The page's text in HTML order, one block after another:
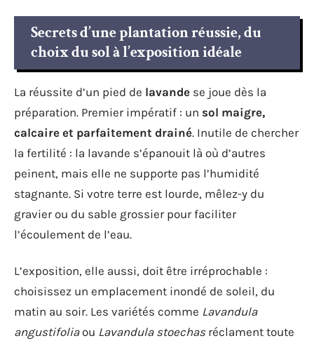
Secrets d’une plantation réussie, du
choix du sol à l’exposition idéale
La réussite d’un pied de lavande se joue dès la
préparation. Premier impératif : un sol maigre,
calcaire et parfaitement drainé. Inutile de chercher
la fertilité : la lavande s’épanouit là où d’autres
peinent, mais elle ne supporte pas l’humidité
stagnante. Si votre terre est lourde, mêlez-y du
gravier ou du sable grossier pour faciliter
l’écoulement de l’eau.
L’exposition, elle aussi, doit être irréprochable :
choisissez un emplacement inondé de soleil, du
matin au soir. Les variétés comme Lavandula
angustifoliaou Lavandula stoechasréclament toute